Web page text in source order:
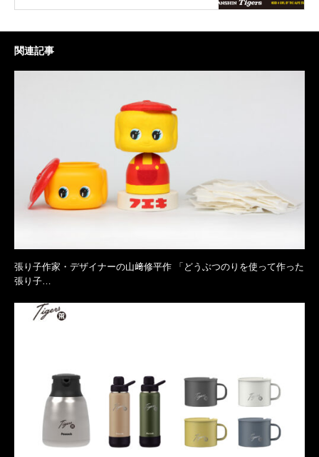
関連記事
張り子作家・デザイナーの山﨑修平作 「どうぶつのりを使って作った
張り子…